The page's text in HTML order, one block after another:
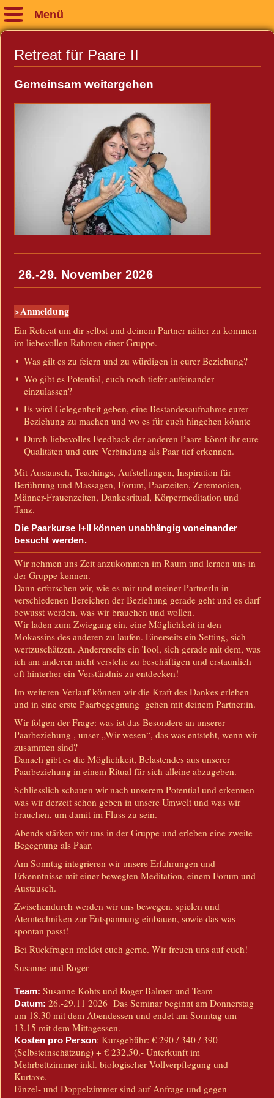
Menü
Retreat für Paare II
Gemeinsam weitergehen
26.-29. November 2026
>Anmeldung
Ein Retreat um dir selbst und deinem Partner näher zu kommen
im liebevollen Rahmen einer Gruppe.
Was gilt es zu feiern und zu würdigen in eurer Beziehung?
Wo gibt es Potential, euch noch tiefer aufeinander
einzulassen?
Es wird Gelegenheit geben, eine Bestandesaufnahme eurer
Beziehung zu machen und wo es für euch hingehen könnte
Durch liebevolles Feedback der anderen Paare könnt ihr eure
Qualitäten und eure Verbindung als Paar tief erkennen.
Mit Austausch, Teachings, Aufstellungen, Inspiration für
Berührung und Massagen, Forum, Paarzeiten, Zeremonien,
Männer-Frauenzeiten, Dankesritual, Körpermeditation und
Tanz.
Die Paarkurse I+II können unabhängig voneinander
besucht werden.
Wir nehmen uns Zeit anzukommen im Raum und lernen uns in
der Gruppe kennen.
Dann erforschen wir, wie es mir und meiner PartnerIn in
verschiedenen Bereichen der Beziehung gerade geht und es darf
bewusst werden, was wir brauchen und wollen.
Wir laden zum Zwiegang ein, eine Möglichkeit in den
Mokassins des anderen zu laufen. Einerseits ein Setting, sich
wertzuschätzen. Andererseits ein Tool, sich gerade mit dem, was
ich am anderen nicht verstehe zu beschäftigen und erstaunlich
oft hinterher ein Verständnis zu entdecken!
Im weiteren Verlauf können wir die Kraft des Dankes erleben
und in eine erste Paarbegegnung gehen mit deinem Partner:in.
Wir folgen der Frage: was ist das Besondere an unserer
Paarbeziehung , unser „Wir-wesen“, das was entsteht, wenn wir
zusammen sind?
Danach gibt es die Möglichkeit, Belastendes aus unserer
Paarbeziehung in einem Ritual für sich alleine abzugeben.
Schliesslich schauen wir nach unserem Potential und erkennen
was wir derzeit schon geben in unsere Umwelt und was wir
brauchen, um damit im Fluss zu sein.
Abends stärken wir uns in der Gruppe und erleben eine zweite
Begegnung als Paar.
Am Sonntag integrieren wir unsere Erfahrungen und
Erkenntnisse mit einer bewegten Meditation, einem Forum und
Austausch.
Zwischendurch werden wir uns bewegen, spielen und
Atemtechniken zur Entspannung einbauen, sowie das was
spontan passt!
Bei Rückfragen meldet euch gerne. Wir freuen uns auf euch!
Susanne und Roger
Team:Susanne Kohts und Roger Balmer und Team
Datum:26.-29.11 2026 Das Seminar beginnt am Donnerstag
um 18.30 mit dem Abendessen und endet am Sonntag um
13.15 mit dem Mittagessen.
Kosten pro Person: Kursgebühr: € 290 / 340 / 390
(Selbsteinschätzung) + € 232,50.- Unterkunft im
Mehrbettzimmer inkl. biologischer Vollverpflegung und
Kurtaxe.
Einzel- und Doppelzimmer sind auf Anfrage und gegen